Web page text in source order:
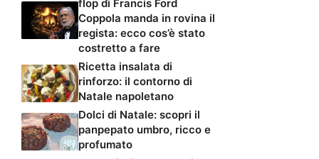
flop di Francis Ford
Coppola manda in rovina il
regista: ecco cos’è stato
costretto a fare
Ricetta insalata di
rinforzo: il contorno di
Natale napoletano
Dolci di Natale: scopri il
panpepato umbro, ricco e
profumato